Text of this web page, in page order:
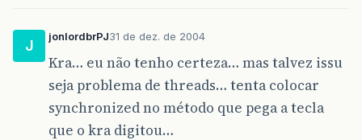
J
jonlordbrPJ31 de dez. de 2004
Kra… eu não tenho certeza… mas talvez issu
seja problema de threads… tenta colocar
synchronized no método que pega a tecla
que o kra digitou…